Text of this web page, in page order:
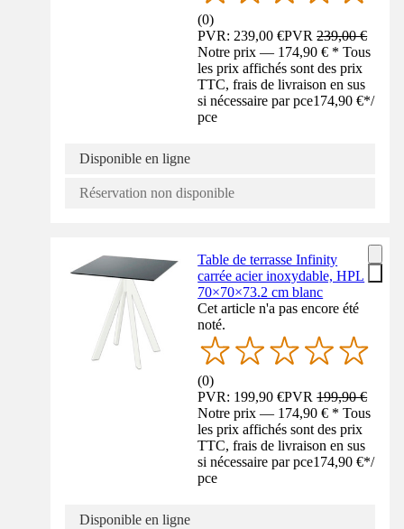
(0)
PVR: 239,00 €PVR239,00 €
Notre prix — 174,90 € * Tous
les prix affichés sont des prix
TTC, frais de livraison en sus
si nécessaire par pce174,90 €*/
pce
Disponible en ligne
Réservation non disponible
Table de terrasse Infinity
carrée acier inoxydable, HPL
70×70×73.2 cm blanc
Cet article n'a pas encore été
noté.
(0)
PVR: 199,90 €PVR199,90 €
Notre prix — 174,90 € * Tous
les prix affichés sont des prix
TTC, frais de livraison en sus
si nécessaire par pce174,90 €*/
pce
Disponible en ligne